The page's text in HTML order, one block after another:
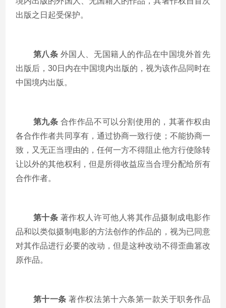
出版之日起受保护。
第八条 外国人、无国籍人的作品在中国境外首先
出版后， 30日内在中国境内出版的，视为该作品同时在
中国境内出版。
第九条 合作作品不可以分割使用的，其著作权由
各合作作者共同享有，通过协商一致行使；不能协商一
致，又无正当理由的，任何一方不得阻止他方行使除转
让以外的其他权利，但是所得收益应当合理分配给所有
合作作者。
第十条 著作权人许可他人将其作品摄制成电影作
品和以类似摄制电影的方法创作的作品的，视为已同意
对其作品进行必要的改动，但是这种改动不得歪曲篡改
原作品。
第十一条著作权法第十六条第一款关于职务作品